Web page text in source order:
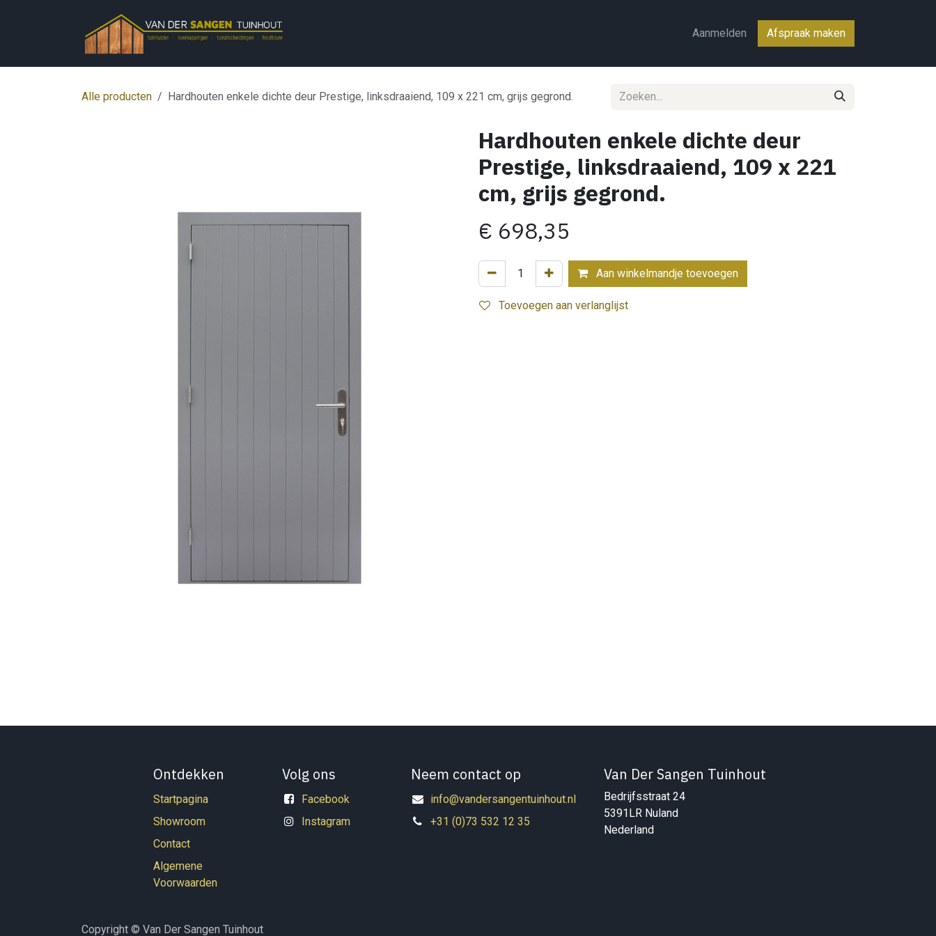
Aanmelden Afspraak maken
Alle producten Hardhouten enkele dichte deur Prestige, linksdraaiend, 109 x 221 cm, grijs gegrond.
Hardhouten enkele dichte deur
Prestige, linksdraaiend, 109 x 221
cm, grijs gegrond.
€ 698,35
Aan winkelmandje toevoegen
Toevoegen aan verlanglijst
Ontdekken
Startpagina
Showroom
Contact
Algemene
Voorwaarden
Volg ons
Facebook
Instagram
Neem contact op
info@vandersangentuinhout.nl
+31 (0)73 532 12 35
Van Der Sangen Tuinhout
Bedrijfsstraat 24
5391LR Nuland
Nederland
Copyright © Van Der Sangen Tuinhout